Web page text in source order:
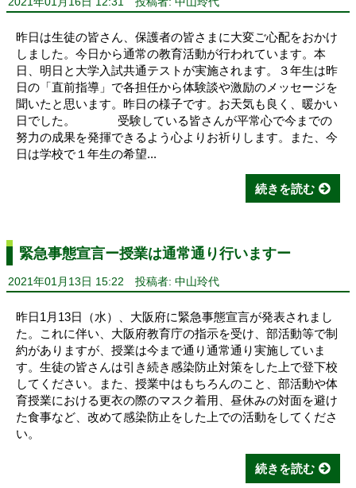
昨日は生徒の皆さん、保護者の皆さまに大変ご心配をおかけ
しました。今日から通常の教育活動が行われています。本
日、明日と大学入試共通テストが実施されます。３年生は昨
日の「直前指導」で各担任から体験談や激励のメッセージを
聞いたと思います。昨日の様子です。お天気も良く、暖かい
日でした。 受験している皆さんが平常心で今までの
努力の成果を発揮できるよう心よりお祈りします。また、今
日は学校で１年生の希望...
続きを読む
緊急事態宣言ー授業は通常通り行いますー
2021年01月13日 15:22 投稿者: 中山玲代
昨日1月13日（水）、大阪府に緊急事態宣言が発表されまし
た。これに伴い、大阪府教育庁の指示を受け、部活動等で制
約がありますが、授業は今まで通り通常通り実施していま
す。生徒の皆さんは引き続き感染防止対策をした上で登下校
してください。また、授業中はもちろんのこと、部活動や体
育授業における更衣の際のマスク着用、昼休みの対面を避け
た食事など、改めて感染防止をした上での活動をしてくださ
い。
続きを読む